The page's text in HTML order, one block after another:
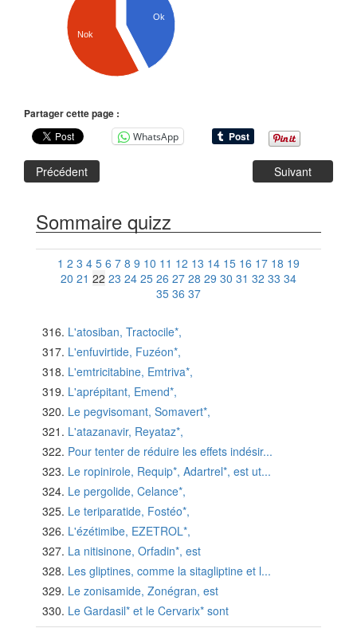
Ok
Nok
Partager cette page :
WhatsApp
Précédent Suivant
Sommaire quizz
1 2 3 4 5 6 7 8 9 10 11 12 13 14 15 16 17 18 19
20 21 22 23 24 25 26 27 28 29 30 31 32 33 34
35 36 37
L'atosiban, Tractocile*,
L'enfuvirtide, Fuzéon*,
L'emtricitabine, Emtriva*,
L'aprépitant, Emend*,
Le pegvisomant, Somavert*,
L'atazanavir, Reyataz*,
Pour tenter de réduire les effets indésir...
Le ropinirole, Requip*, Adartrel*, est ut...
Le pergolide, Celance*,
Le teriparatide, Fostéo*,
L'ézétimibe, EZETROL*,
La nitisinone, Orfadin*, est
Les gliptines, comme la sitagliptine et l...
Le zonisamide, Zonégran, est
Le Gardasil* et le Cervarix* sont